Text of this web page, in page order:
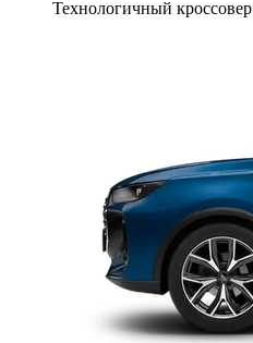
Технологичный кроссовер